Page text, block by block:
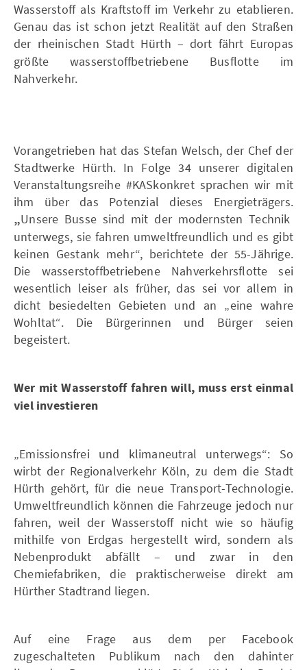
Wasserstoff als Kraftstoff im Verkehr zu etablieren.
Genau das ist schon jetzt Realität auf den Straßen
der rheinischen Stadt Hürth – dort fährt Europas
größte wasserstoffbetriebene Busflotte im
Nahverkehr.
Vorangetrieben hat das Stefan Welsch, der Chef der
Stadtwerke Hürth. In Folge 34 unserer digitalen
Veranstaltungsreihe #KASkonkret sprachen wir mit
ihm über das Potenzial dieses Energieträgers.
„Unsere Busse sind mit der modernsten Technik
unterwegs, sie fahren umweltfreundlich und es gibt
keinen Gestank mehr“, berichtete der 55-Jährige.
Die wasserstoffbetriebene Nahverkehrsflotte sei
wesentlich leiser als früher, das sei vor allem in
dicht besiedelten Gebieten und an „eine wahre
Wohltat“. Die Bürgerinnen und Bürger seien
begeistert.
Wer mit Wasserstoff fahren will, muss erst einmal
viel investieren
„Emissionsfrei und klimaneutral unterwegs“: So
wirbt der Regionalverkehr Köln, zu dem die Stadt
Hürth gehört, für die neue Transport-Technologie.
Umweltfreundlich können die Fahrzeuge jedoch nur
fahren, weil der Wasserstoff nicht wie so häufig
mithilfe von Erdgas hergestellt wird, sondern als
Nebenprodukt abfällt – und zwar in den
Chemiefabriken, die praktischerweise direkt am
Hürther Stadtrand liegen.
Auf eine Frage aus dem per Facebook
zugeschalteten Publikum nach den dahinter